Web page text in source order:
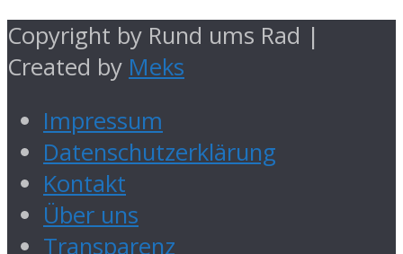
Copyright by Rund ums Rad |
Created by Meks
Impressum
Datenschutzerklärung
Kontakt
Über uns
Transparenz